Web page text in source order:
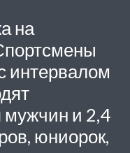
на
интервалом
мужчин и 2,4
юниорок,